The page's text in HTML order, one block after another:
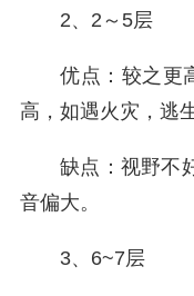
2、2～5层
优点：较之更
高，如遇火灾，逃
缺点：视野不
音偏大。
3、6~7层